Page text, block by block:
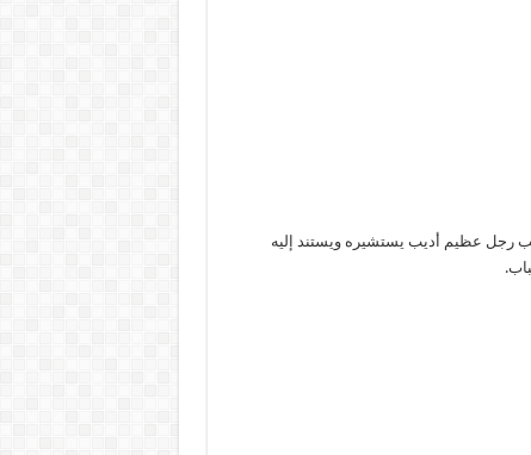
رجل عظيم أديب يستشيره ويستند إليه